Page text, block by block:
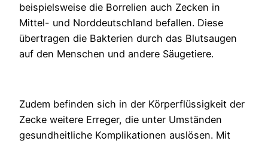
beispielsweise die Borrelien auch Zecken in
Mittel- und Norddeutschland befallen. Diese
übertragen die Bakterien durch das Blutsaugen
auf den Menschen und andere Säugetiere.
Zudem befinden sich in der Körperflüssigkeit der
Zecke weitere Erreger, die unter Umständen
gesundheitliche Komplikationen auslösen. Mit